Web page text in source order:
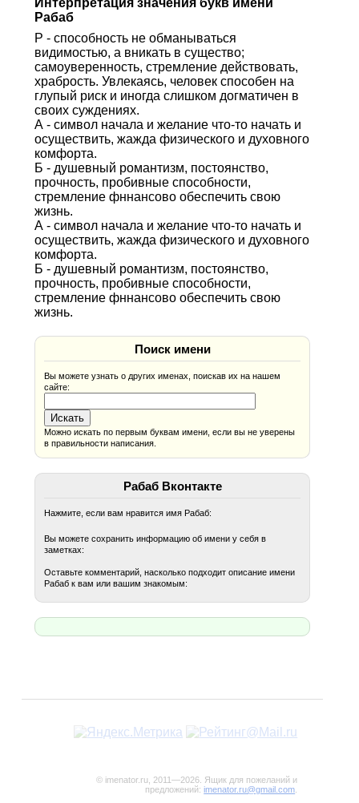
Рабаб
Р - способность не обманываться
видимостью, а вникать в существо;
самоуверенность, стремление действовать,
храбрость. Увлекаясь, человек способен на
глупый риск и иногда слишком догматичен в
своих суждениях.
А - символ начала и желание что-то начать и
осуществить, жажда физического и духовного
комфорта.
Б - душевный романтизм, постоянство,
прочность, пробивные способности,
стремление фннансово обеспечить свою
жизнь.
А - символ начала и желание что-то начать и
осуществить, жажда физического и духовного
комфорта.
Б - душевный романтизм, постоянство,
прочность, пробивные способности,
стремление фннансово обеспечить свою
жизнь.
Поиск имени
Вы можете узнать о других именах, поискав их на нашем
сайте:
Можно искать по первым буквам имени, если вы не уверены
в правильности написания.
Рабаб Вконтакте
Нажмите, если вам нравится имя Рабаб:
Вы можете сохранить информацию об имени у себя в
заметках:
Оставьте комментарий, насколько подходит описание имени
Рабаб к вам или вашим знакомым:
© imenator.ru, 2011—2026. Ящик для пожеланий и
предложений:imenator.ru@gmail.com